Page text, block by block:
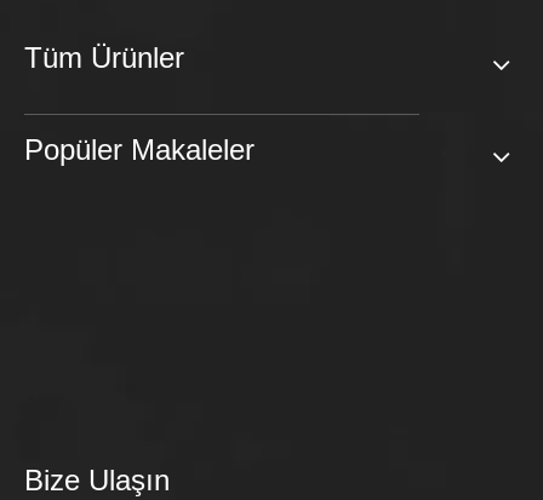
Tüm Ürünler
Popüler Makaleler
Bize Ulaşın